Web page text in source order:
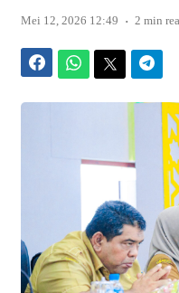
Mei 12, 2026 12:49 . 2 min